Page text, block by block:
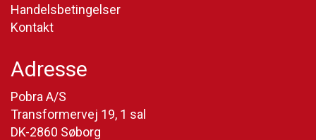
Handelsbetingelser
Kontakt
Adresse
Pobra A/S
Transformervej 19, 1 sal
DK-2860 Søborg